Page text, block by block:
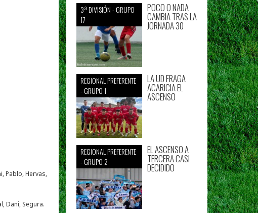
Pablo, Hervas,
Dani, Segura.
3ª DIVISIÓN - GRUPO
17
POCO O NADA
CAMBIA TRAS LA
JORNADA 30
REGIONAL PREFERENTE
- GRUPO 1
LA UD FRAGA
ACARICIA EL
ASCENSO
REGIONAL PREFERENTE
- GRUPO 2
EL ASCENSO A
TERCERA CASI
DECIDIDO